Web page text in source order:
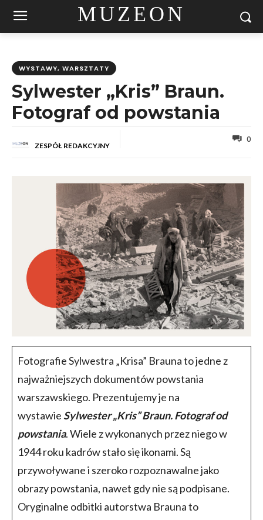
MUZEON
WYSTAWY, WARSZTATY
Sylwester „Kris” Braun.
Fotograf od powstania
ZESPÓŁ REDAKCYJNY
0
Fotografie Sylwestra „Krisa” Brauna to jedne z
najważniejszych dokumentów powstania
warszawskiego. Prezentujemy je na
wystawie Sylwester „Kris” Braun. Fotograf od
powstania. Wiele z wykonanych przez niego w
1944 roku kadrów stało się ikonami. Są
przywoływane i szeroko rozpoznawalne jako
obrazy powstania, nawet gdy nie są podpisane.
Oryginalne odbitki autorstwa Brauna to